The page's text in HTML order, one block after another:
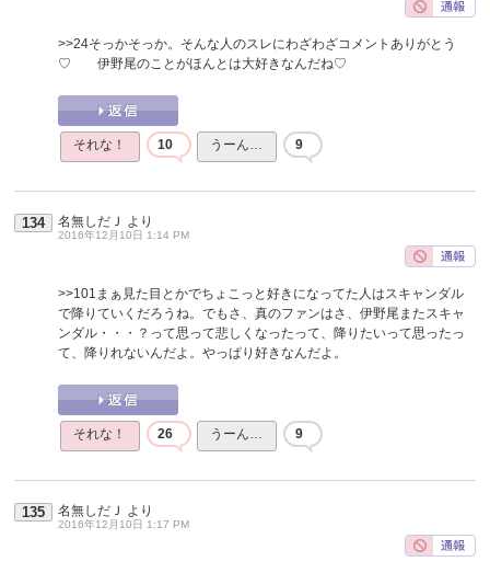
>>24そっかそっか。そんな人のスレにわざわざコメントありがとう
♡ 伊野尾のことがほんとは大好きなんだね♡
それな！ 10 うーん… 9
134 名無しだＪ より
2016年12月10日 1:14 PM
>>101 まぁ見た目とかでちょこっと好きになってた人はスキャンダル
で降りていくだろうね。でもさ、真のファンはさ、伊野尾またスキャ
ンダル・・・？って思って悲しくなったって、降りたいって思ったっ
て、降りれないんだよ。やっぱり好きなんだよ。
それな！ 26 うーん… 9
135 名無しだＪ より
2016年12月10日 1:17 PM